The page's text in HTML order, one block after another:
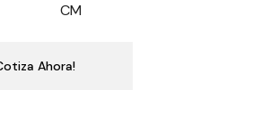
CM
Ahora!